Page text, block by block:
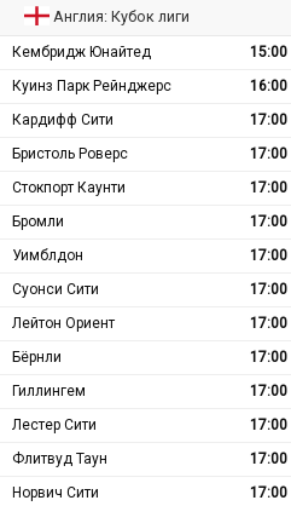
Англия: Кубок лиги
Кембридж Юнайтед 15:00
Куинз Парк Рейнджерс
16:00
Кардифф Сити
17:00
Бристоль Роверс
17:00
Стокпорт Каунти
17:00
Бромли
17:00
Уимблдон
17:00
Суонси Сити
17:00
Лейтон Ориент
17:00
Бёрнли
17:00
Гиллингем
17:00
Лестер Сити
17:00
Флитвуд Таун
17:00
Норвич Сити
17:00